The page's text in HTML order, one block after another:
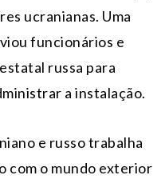
ucranianas. Uma
funcionários e
russa para
a instalação.
e russo trabalha
com o mundo exterior